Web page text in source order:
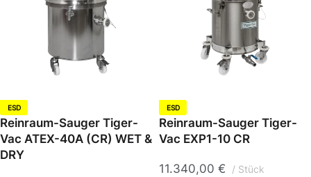
ESD
Reinraum-Sauger Tiger-
Vac ATEX-40A (CR) WET &
DRY
ESD
Reinraum-Sauger Tiger-
Vac EXP1-10 CR
11.340,00 € Stück